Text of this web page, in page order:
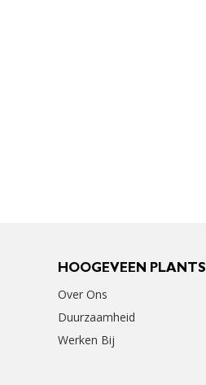
HOOGEVEEN PLANTS
Over Ons
Duurzaamheid
Werken Bij